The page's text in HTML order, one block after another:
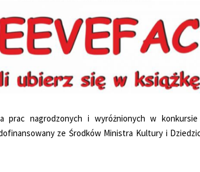
prac nagrodzonych i wyróżnionych w
ze Środków Ministra Kultury i